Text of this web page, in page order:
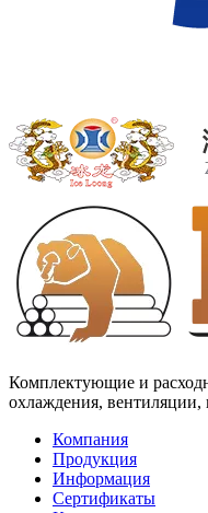
Комплектующие и
охлаждения,
Компания
Продукция
Информация
Сертификаты